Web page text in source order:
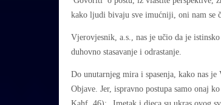
kako ljudi bivaju sve imućniji, oni nam se
Vjerovjesnik, a.s., nas je učio da je
duhovno stasavanje i odrastanje.
Do unutarnjeg mira i spasenja, kako nas
Objave. Jer, ispravno postupa samo onaj